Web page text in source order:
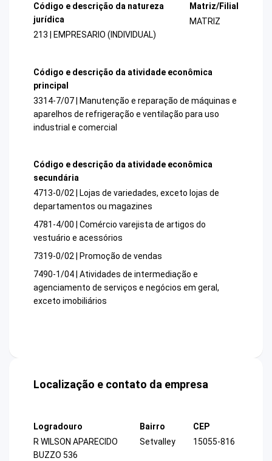
Código e descrição da natureza
jurídica
213 | EMPRESARIO (INDIVIDUAL)
Matriz/Filial
MATRIZ
Código e descrição da atividade econômica
principal
3314-7/07 | Manutenção e reparação de máquinas e
aparelhos de refrigeração e ventilação para uso
industrial e comercial
Código e descrição da atividade econômica
secundária
4713-0/02 | Lojas de variedades, exceto lojas de
departamentos ou magazines
4781-4/00 | Comércio varejista de artigos do
vestuário e acessórios
7319-0/02 | Promoção de vendas
7490-1/04 | Atividades de intermediação e
agenciamento de serviços e negócios em geral,
exceto imobiliários
Localização e contato da empresa
Logradouro
R WILSON APARECIDO
BUZZO 536
Bairro
Setvalley
CEP
15055-816